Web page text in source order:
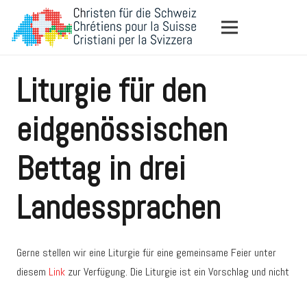
Liturgie für den
eidgenössischen
Bettag in drei
Landessprachen
Gerne stellen wir eine Liturgie für eine gemeinsame Feier unter
diesem Link zur Verfügung. Die Liturgie ist ein Vorschlag und nicht